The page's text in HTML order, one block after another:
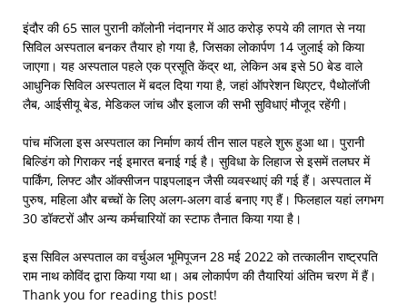
इंदौर की 65 साल पुरानी कॉलोनी नंदानगर में आठ करोड़ रुपये की लागत से नया
सिविल अस्पताल बनकर तैयार हो गया है, जिसका लोकार्पण 14 जुलाई को किया
जाएगा। यह अस्पताल पहले एक प्रसूति केंद्र था, लेकिन अब इसे 50 बेड वाले
आधुनिक सिविल अस्पताल में बदल दिया गया है, जहां ऑपरेशन थिएटर, पैथोलॉजी
लैब, आईसीयू बेड, मेडिकल जांच और इलाज की सभी सुविधाएं मौजूद रहेंगी।
पांच मंजिला इस अस्पताल का निर्माण कार्य तीन साल पहले शुरू हुआ था। पुरानी
बिल्डिंग को गिराकर नई इमारत बनाई गई है। सुविधा के लिहाज से इसमें तलघर में
पार्किंग, लिफ्ट और ऑक्सीजन पाइपलाइन जैसी व्यवस्थाएं की गई हैं। अस्पताल में
पुरुष, महिला और बच्चों के लिए अलग-अलग वार्ड बनाए गए हैं। फिलहाल यहां लगभग
30 डॉक्टरों और अन्य कर्मचारियों का स्टाफ तैनात किया गया है।
इस सिविल अस्पताल का वर्चुअल भूमिपूजन 28 मई 2022 को तत्कालीन राष्ट्रपति
राम नाथ कोविंद द्वारा किया गया था। अब लोकार्पण की तैयारियां अंतिम चरण में हैं।
Thank you for reading this post!